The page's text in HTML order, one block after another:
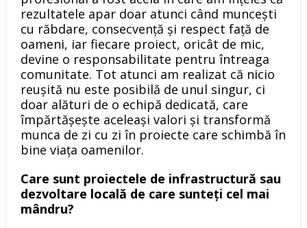
rezultatele apar doar atunci când muncești
cu răbdare, consecvență și respect față de
oameni, iar fiecare proiect, oricât de mic,
devine o responsabilitate pentru întreaga
comunitate. Tot atunci am realizat că nicio
reușită nu este posibilă de unul singur, ci
doar alături de o echipă dedicată, care
împărtășește aceleași valori și transformă
munca de zi cu zi în proiecte care schimbă în
bine viața oamenilor.
Care sunt proiectele de infrastructură sau
dezvoltare locală de care sunteți cel mai
mândru?